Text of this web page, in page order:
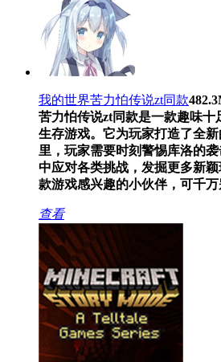
我的世界苦力怕传说zt同款
苦力怕传说zt同款是一款趣味十
生存游戏。它为玩家打造了全
里，玩家需要时刻警惕库洛的
中应对各类挑战，发掘更多新
款游戏感兴趣的小伙伴，可千万
查看